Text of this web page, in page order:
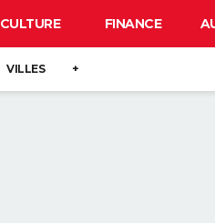
CULTURE FINANCE
VILLES +